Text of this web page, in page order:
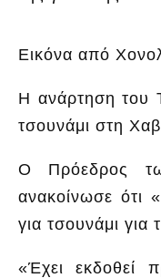
Εικόνα από
Η ανάρτηση του
τσουνάμι στη
Ο Πρόεδρος
ανακοίνωσε ότι
για τσουνάμι για
«Έχει εκδοθεί